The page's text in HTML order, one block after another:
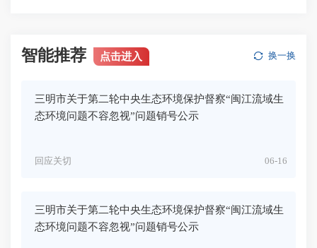
智能推荐 点击进入 换一换
三明市关于第二轮中央生态环境保护督察“闽江流域生
态环境问题不容忽视”问题销号公示
06-16
回应关切
三明市关于第二轮中央生态环境保护督察“闽江流域生
态环境问题不容忽视”问题销号公示